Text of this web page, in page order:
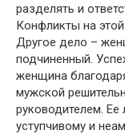
разделять и
Конфликты на
Другое дело –
подчиненный.
женщина
мужской
руководителем.
уступчивому и